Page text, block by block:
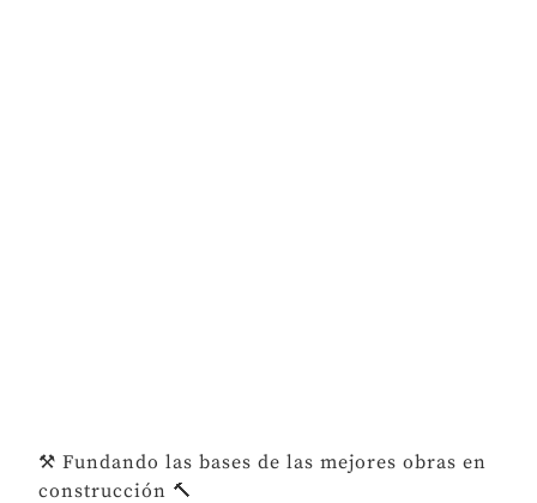
⚒️ Fundando las bases de las mejores obras en
construcción 🔨